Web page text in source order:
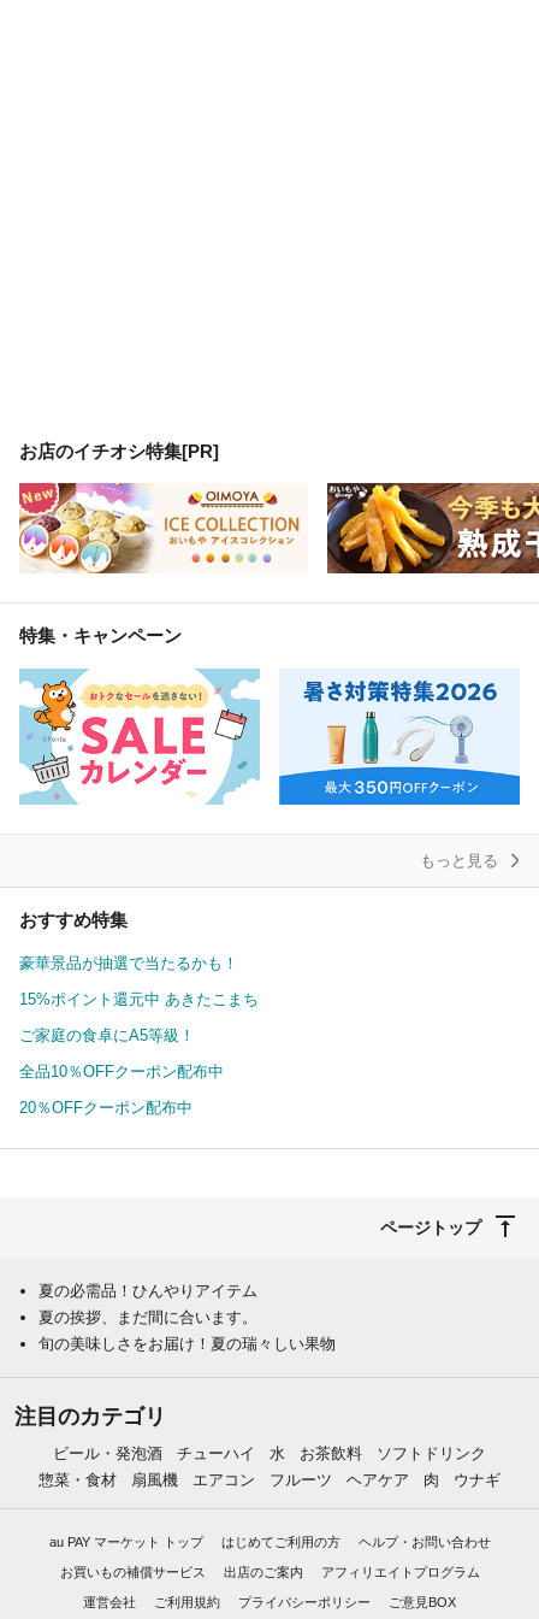
お店のイチオシ特集[PR]
特集・キャンペーン
もっと見る
おすすめ特集
豪華景品が抽選で当たるかも！
15%ポイント還元中 あきたこまち
ご家庭の食卓にA5等級！
全品10％OFFクーポン配布中
20％OFFクーポン配布中
ページトップ
夏の必需品！ひんやりアイテム
夏の挨拶、まだ間に合います。
旬の美味しさをお届け！夏の瑞々しい果物
注目のカテゴリ
ビール・発泡酒 チューハイ 水 お茶飲料
ソフトドリンク
惣菜・食材
扇風機 エアコン フルーツ ヘアケア 肉 ウナギ
au PAY マーケット トップ はじめてご利用の方 ヘルプ・お問い合わせ
お買いもの補償サービス 出店のご案内 アフィリエイトプログラム
運営会社 ご利用規約 プライバシーポリシー ご意見BOX